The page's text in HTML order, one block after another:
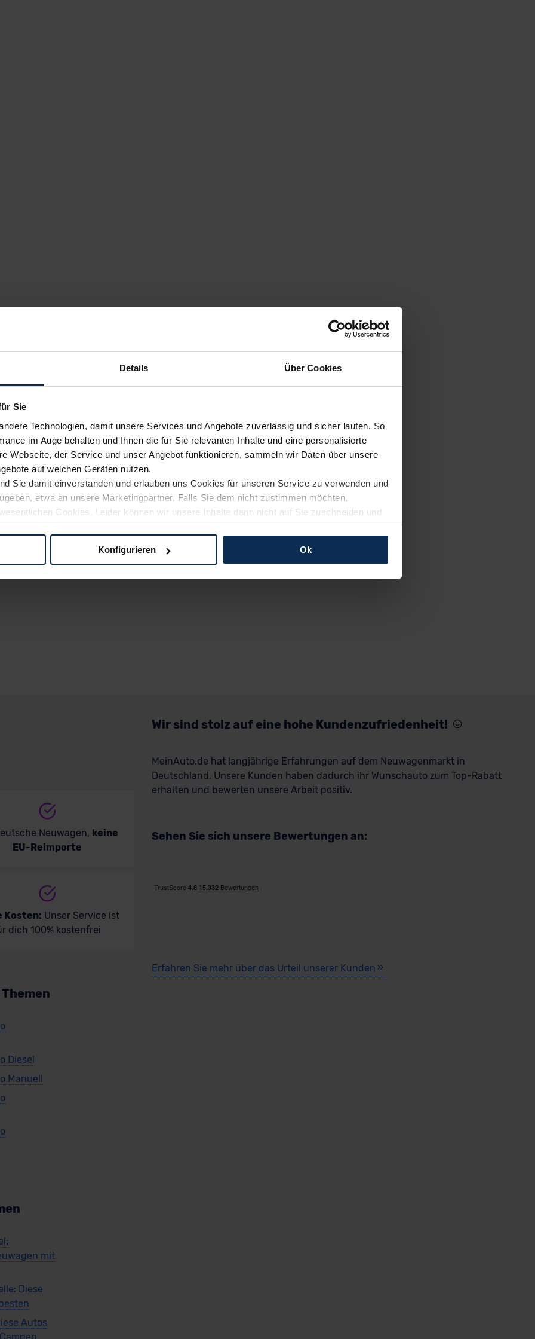
Details Über Cookies
Sie
Technologien, damit unsere Services und Angebote zuverlässig und sicher laufen. So
im Auge behalten und Ihnen die für Sie relevanten Inhalte und eine personalisierte
Webseite, der Service und unser Angebot funktionieren, sammeln wir Daten über unsere
auf welchen Geräten nutzen.
Sie damit einverstanden und erlauben uns Cookies für unseren Service zu verwenden und
etwa an unsere Marketingpartner. Falls Sie dem nicht zustimmen möchten,
Cookies. Leider können wir unsere Inhalte dann nicht auf Sie zuschneiden und
Weg zu Ihrem Neuwagen unterstützen. Sie können die Einstellungen jederzeit anpassen
der EU erfolgt, erfolgt dies ausschließlich auf der Grundlage eines
Konfigurieren Ok
Neuwagen, keine
EU-Reimporte
Kosten: Unser Service ist
dich 100% kostenfrei
Wir sind stolz auf eine hohe Kundenzufriedenheit!
MeinAuto.de hat langjährige Erfahrungen auf dem Neuwagenmarkt in
Deutschland. Unsere Kunden haben dadurch ihr Wunschauto zum Top-Rabatt
erhalten und bewerten unsere Arbeit positiv.
Sehen Sie sich unsere Bewertungen an:
Erfahren Sie mehr über das Urteil unserer Kunden
Diesel
Manuell
mit
Diese
Autos